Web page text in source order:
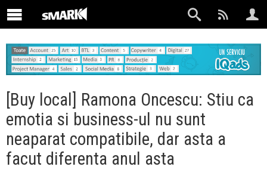
[Buy local] Ramona Oncescu: Stiu ca
emotia si business-ul nu sunt
neaparat compatibile, dar asta a
facut diferenta anul asta